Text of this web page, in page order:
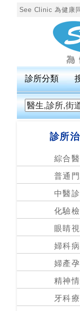
See Clinic 為健康
所
類
搜
按
搜
小
診
診所分類
診所
綜合
普通
中醫
化驗
眼睛
婦科
婦產
精神
牙科